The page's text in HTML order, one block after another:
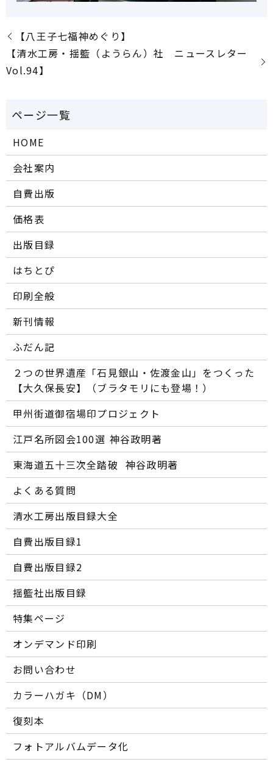
【八王子七福神めぐり】
【清水工房・揺籃（ようらん）社 ニュースレター
Vol.94】
HOME
会社案内
自費出版
価格表
出版目録
はちとぴ
印刷全般
新刊情報
ふだん記
２つの世界遺産「石見銀山・佐渡金山」をつくった
【大久保長安】（ブラタモリにも登場！）
甲州街道御宿場印プロジェクト
江戸名所図会100選―― 神谷政明著
東海道五十三次全踏破 ―― 神谷政明著
よくある質問
清水工房出版目録大全
自費出版目録1
自費出版目録2
揺籃社出版目録
特集ページ
オンデマンド印刷
お問い合わせ
カラーハガキ（DM）
復刻本
フォトアルバムデータ化